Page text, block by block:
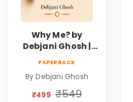
Why Me? by
Debjani Ghosh |
Patterns &
Personal Growth
PAPERBACK
By Debjani Ghosh
₹499 ₹549